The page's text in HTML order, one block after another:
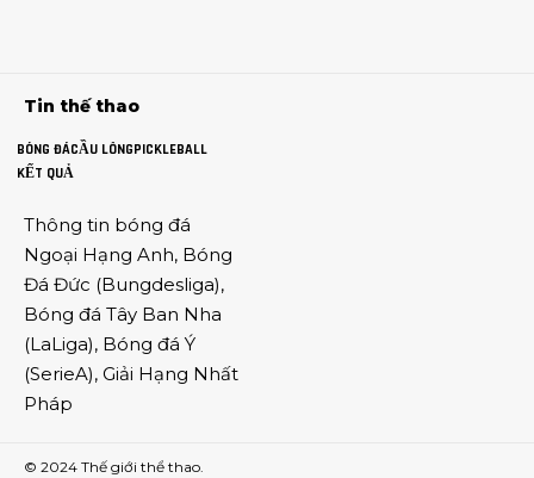
Tin thế thao
BÓNG ĐÁCẦU LÔNGPICKLEBALL
KẾT QUẢ
Thông tin bóng đá
Ngoại Hạng Anh, Bóng
Đá Đức (Bungdesliga),
Bóng đá Tây Ban Nha
(LaLiga), Bóng đá Ý
(SerieA), Giải Hạng Nhất
Pháp
© 2024 Thế giới thể thao.